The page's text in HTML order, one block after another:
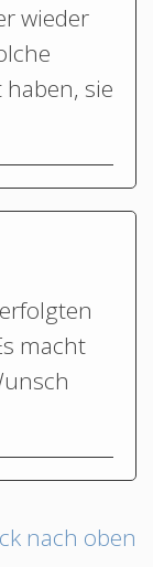
wieder
sie
macht
nach oben